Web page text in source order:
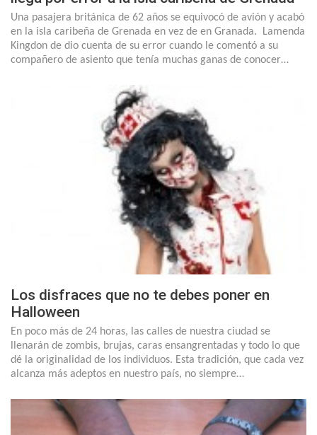
Una pasajera británica de 62 años se equivocó de avión y acabó
en la isla caribeña de Grenada en vez de en Granada. Lamenda
Kingdon de dio cuenta de su error cuando le comentó a su
compañero de asiento que tenía muchas ganas de conocer…
Los disfraces que no te debes poner en
Halloween
En poco más de 24 horas, las calles de nuestra ciudad se
llenarán de zombis, brujas, caras ensangrentadas y todo lo que
dé la originalidad de los individuos. Esta tradición, que cada vez
alcanza más adeptos en nuestro país, no siempre…